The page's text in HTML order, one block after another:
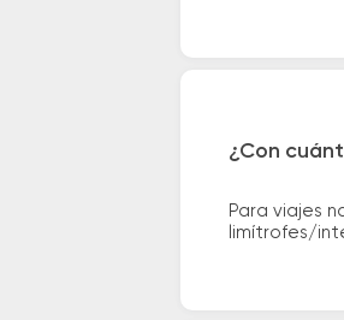
¿Con
Para viajes
limítrofes/